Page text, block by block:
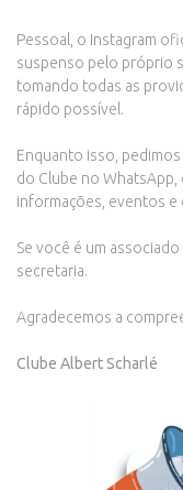
Pessoal, o Instagram
suspenso pelo próprio
tomando todas as
rápido possível.
Enquanto isso,
do Clube no
informações, eventos e
Se você é um
secretaria.
Agradecemos a
Clube Albert Scharlé